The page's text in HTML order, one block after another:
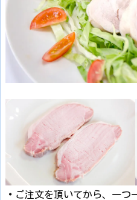
・ ご注文を頂いてから、一つ